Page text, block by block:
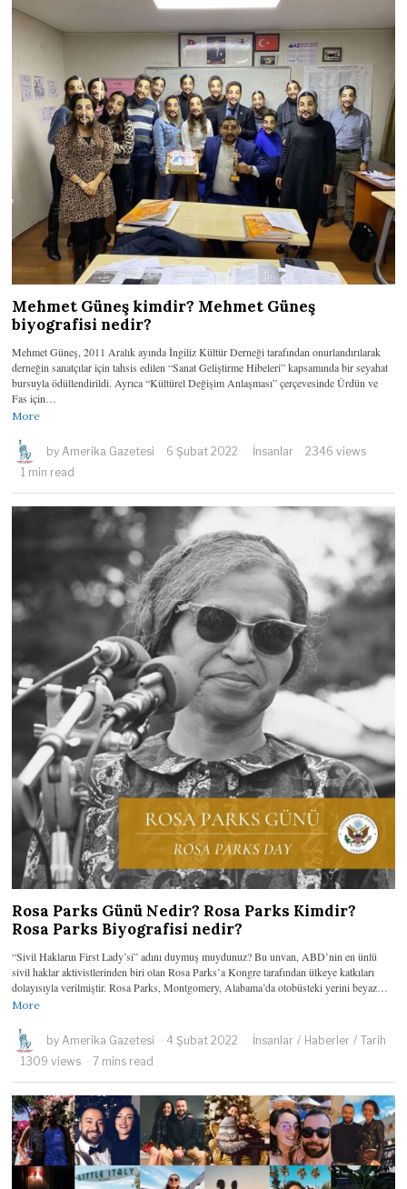
Mehmet Güneş kimdir? Mehmet Güneş
biyografisi nedir?
Mehmet Güneş, 2011 Aralık ayında İngiliz Kültür Derneği tarafından onurlandırılarak
derneğin sanatçılar için tahsis edilen “Sanat Geliştirme Hibeleri” kapsamında bir seyahat
bursuyla ödüllendirildi. Ayrıca “Kültürel Değişim Anlaşması” çerçevesinde Ürdün ve
Fas için…
More
byAmerika Gazetesi 6 Şubat 2022 İnsanlar
2346 views
1 min read
Rosa Parks Günü Nedir? Rosa Parks Kimdir?
Rosa Parks Biyografisi nedir?
“Sivil Hakların First Lady’si” adını duymuş muydunuz? Bu unvan, ABD’nin en ünlü
sivil haklar aktivistlerinden biri olan Rosa Parks’a Kongre tarafından ülkeye katkıları
dolayısıyla verilmiştir. Rosa Parks, Montgomery, Alabama’da otobüsteki yerini beyaz…
More
byAmerika Gazetesi 4 Şubat 2022 İnsanlar / Haberler / Tarih
1309 views
7 mins read